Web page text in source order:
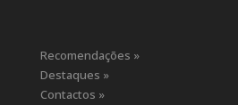
Recomendações »
Destaques »
Contactos »